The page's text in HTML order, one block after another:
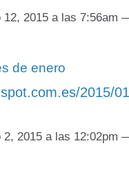
12, 2015 a las 7:56am
de enero
2015/
2, 2015 a las 12:02pm